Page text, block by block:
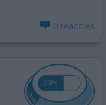
0 reacties